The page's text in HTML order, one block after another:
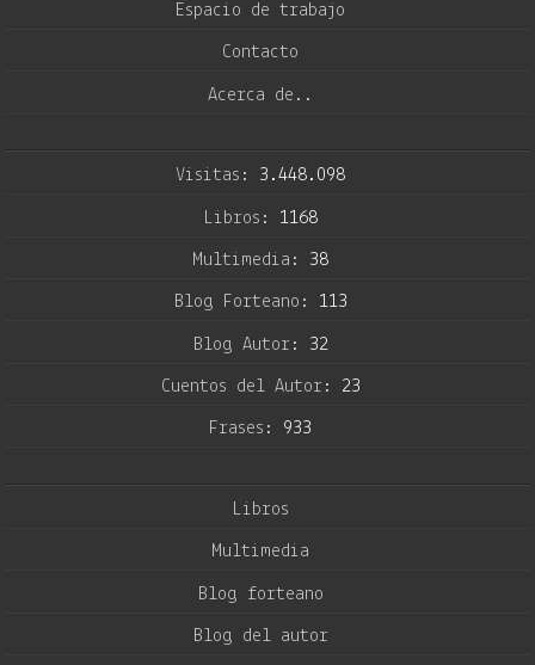
Espacio de trabajo
Contacto
Acerca de..
Visitas: 3.448.098
Libros: 1168
Multimedia: 38
Blog Forteano: 113
Blog Autor: 32
Cuentos del Autor: 23
Frases: 933
Libros
Multimedia
Blog forteano
Blog del autor